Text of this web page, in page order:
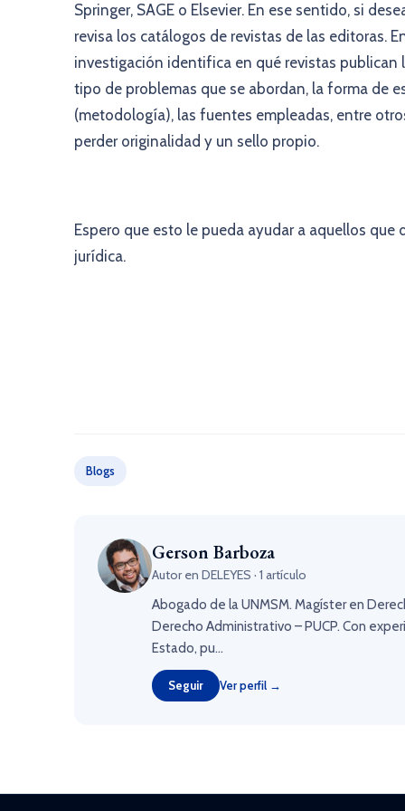
Springer, SAGE o Elsevier. En ese sentido, si
revisa los catálogos de revistas de las editoras.
investigación identifica en qué revistas
tipo de problemas que se abordan, la forma de
(metodología), las fuentes empleadas, entre
perder originalidad y un sello propio.
Espero que esto le pueda ayudar a aquellos
jurídica.
Blogs
Gerson Barboza
Autor en DELEYES · 1 artículo
Abogado de la UNMSM. Magíster en
Derecho Administrativo – PUCP. Con
Estado, pu...
Seguir Ver perfil →